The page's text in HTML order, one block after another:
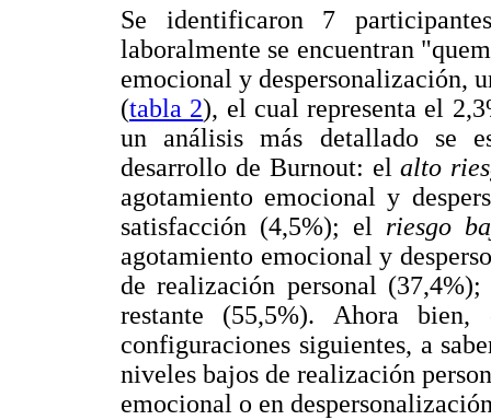
Se identificaron 7
laboralmente se encuentran
emocional y despersonalización,
(tabla 2), el cual representa el
un análisis más detallado se
desarrollo de Burnout: elalto
agotamiento emocional y
satisfacción (4,5%); el riesgo
agotamiento emocional y
de realización personal
restante (55,5%). Ahora
configuraciones siguientes, a
niveles bajos de realización
emocional o en